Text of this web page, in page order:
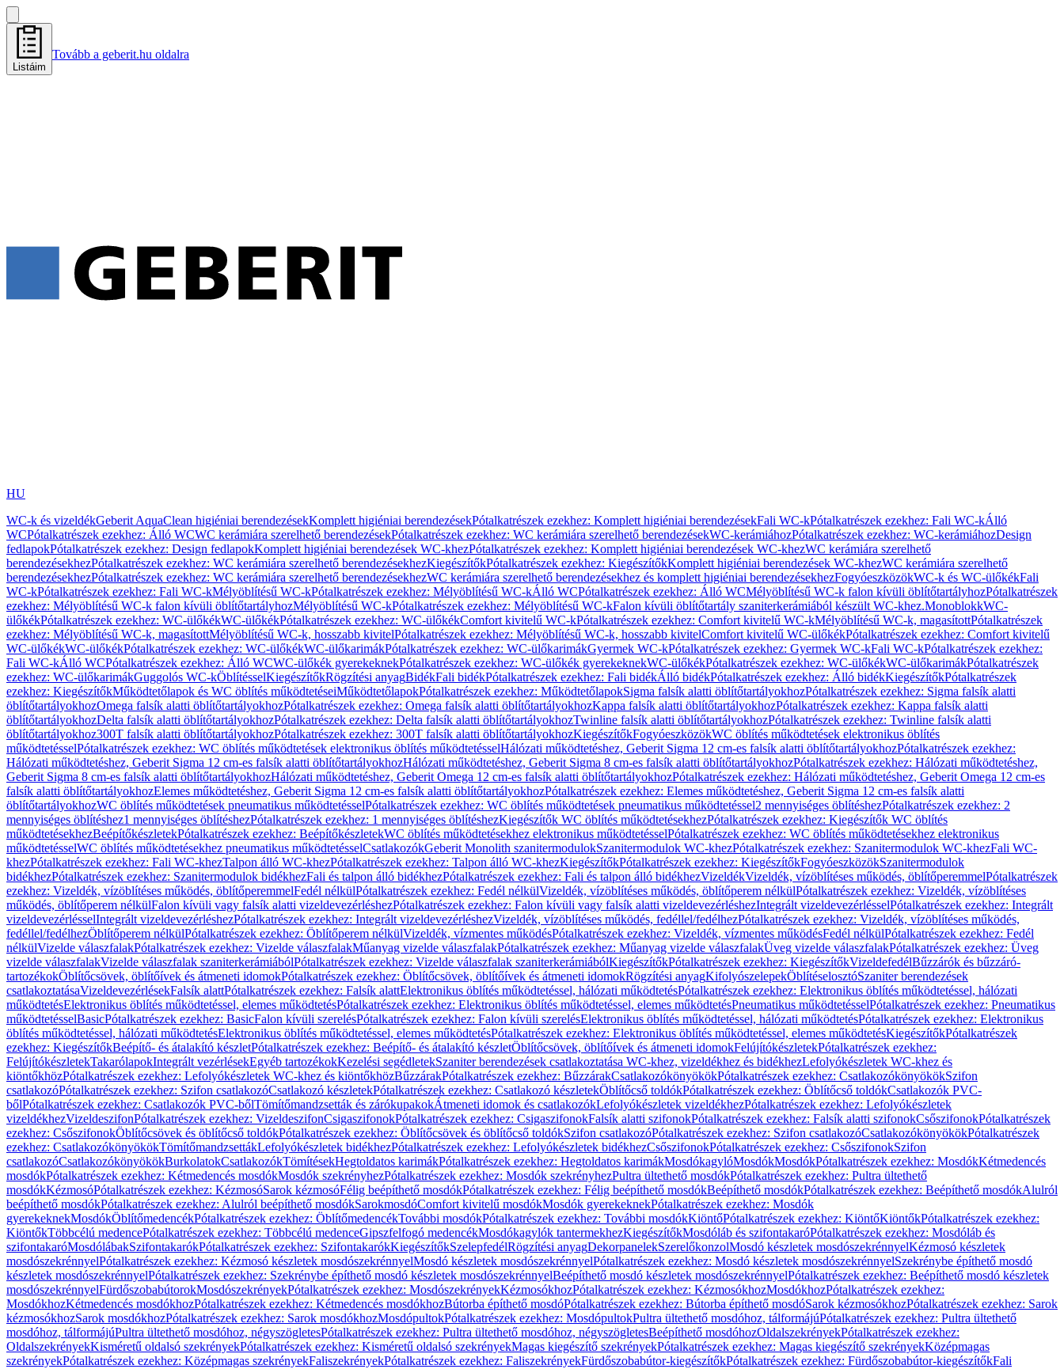
Listáim
Tovább a geberit.hu oldalra
HU
WC-k és vizeldékGeberit AquaClean higiéniai berendezésekKomplett higiéniai berendezésekPótalkatrészek ezekhez: Komplett higiéniai berendezésekFali WC-kPótalkatrészek ezekhez: Fali WC-kÁlló
WCPótalkatrészek ezekhez: Álló WCWC kerámiára szerelhető berendezésekPótalkatrészek ezekhez: WC kerámiára szerelhető berendezésekWC-kerámiáhozPótalkatrészek ezekhez: WC-kerámiáhozDesign
fedlapokPótalkatrészek ezekhez: Design fedlapokKomplett higiéniai berendezések WC-khezPótalkatrészek ezekhez: Komplett higiéniai berendezések WC-khezWC kerámiára szerelhető
berendezésekhezPótalkatrészek ezekhez: WC kerámiára szerelhető berendezésekhezKiegészítőkPótalkatrészek ezekhez: KiegészítőkKomplett higiéniai berendezések WC-khezWC kerámiára szerelhető
berendezésekhezPótalkatrészek ezekhez: WC kerámiára szerelhető berendezésekhezWC kerámiára szerelhető berendezésekhez és komplett higiéniai berendezésekhezFogyóeszközökWC-k és WC-ülőkékFali
WC-kPótalkatrészek ezekhez: Fali WC-kMélyöblítésű WC-kPótalkatrészek ezekhez: Mélyöblítésű WC-kÁlló WCPótalkatrészek ezekhez: Álló WCMélyöblítésű WC-k falon kívüli öblítőtartályhozPótalkatrészek
ezekhez: Mélyöblítésű WC-k falon kívüli öblítőtartályhozMélyöblítésű WC-kPótalkatrészek ezekhez: Mélyöblítésű WC-kFalon kívüli öblítőtartály szaniterkerámiából készült WC-khez.MonoblokkWC-
ülőkékPótalkatrészek ezekhez: WC-ülőkékWC-ülőkékPótalkatrészek ezekhez: WC-ülőkékComfort kivitelű WC-kPótalkatrészek ezekhez: Comfort kivitelű WC-kMélyöblítésű WC-k, magasítottPótalkatrészek
ezekhez: Mélyöblítésű WC-k, magasítottMélyöblítésű WC-k, hosszabb kivitelPótalkatrészek ezekhez: Mélyöblítésű WC-k, hosszabb kivitelComfort kivitelű WC-ülőkékPótalkatrészek ezekhez: Comfort kivitelű
WC-ülőkékWC-ülőkékPótalkatrészek ezekhez: WC-ülőkékWC-ülőkarimákPótalkatrészek ezekhez: WC-ülőkarimákGyermek WC-kPótalkatrészek ezekhez: Gyermek WC-kFali WC-kPótalkatrészek ezekhez:
Fali WC-kÁlló WCPótalkatrészek ezekhez: Álló WCWC-ülőkék gyerekeknekPótalkatrészek ezekhez: WC-ülőkék gyerekeknekWC-ülőkékPótalkatrészek ezekhez: WC-ülőkékWC-ülőkarimákPótalkatrészek
ezekhez: WC-ülőkarimákGuggolós WC-kÖblítésselKiegészítőkRögzítési anyagBidékFali bidékPótalkatrészek ezekhez: Fali bidékÁlló bidékPótalkatrészek ezekhez: Álló bidékKiegészítőkPótalkatrészek
ezekhez: KiegészítőkMűködtetőlapok és WC öblítés működtetéseiMűködtetőlapokPótalkatrészek ezekhez: MűködtetőlapokSigma falsík alatti öblítőtartályokhozPótalkatrészek ezekhez: Sigma falsík alatti
öblítőtartályokhozOmega falsík alatti öblítőtartályokhozPótalkatrészek ezekhez: Omega falsík alatti öblítőtartályokhozKappa falsík alatti öblítőtartályokhozPótalkatrészek ezekhez: Kappa falsík alatti
öblítőtartályokhozDelta falsík alatti öblítőtartályokhozPótalkatrészek ezekhez: Delta falsík alatti öblítőtartályokhozTwinline falsík alatti öblítőtartályokhozPótalkatrészek ezekhez: Twinline falsík alatti
öblítőtartályokhoz300T falsík alatti öblítőtartályokhozPótalkatrészek ezekhez: 300T falsík alatti öblítőtartályokhozKiegészítőkFogyóeszközökWC öblítés működtetések elektronikus öblítés
működtetésselPótalkatrészek ezekhez: WC öblítés működtetések elektronikus öblítés működtetésselHálózati működtetéshez, Geberit Sigma 12 cm-es falsík alatti öblítőtartályokhozPótalkatrészek ezekhez:
Hálózati működtetéshez, Geberit Sigma 12 cm-es falsík alatti öblítőtartályokhozHálózati működtetéshez, Geberit Sigma 8 cm-es falsík alatti öblítőtartályokhozPótalkatrészek ezekhez: Hálózati működtetéshez,
Geberit Sigma 8 cm-es falsík alatti öblítőtartályokhozHálózati működtetéshez, Geberit Omega 12 cm-es falsík alatti öblítőtartályokhozPótalkatrészek ezekhez: Hálózati működtetéshez, Geberit Omega 12 cm-es
falsík alatti öblítőtartályokhozElemes működtetéshez, Geberit Sigma 12 cm-es falsík alatti öblítőtartályokhozPótalkatrészek ezekhez: Elemes működtetéshez, Geberit Sigma 12 cm-es falsík alatti
öblítőtartályokhozWC öblítés működtetések pneumatikus működtetésselPótalkatrészek ezekhez: WC öblítés működtetések pneumatikus működtetéssel2 mennyiséges öblítéshezPótalkatrészek ezekhez: 2
mennyiséges öblítéshez1 mennyiséges öblítéshezPótalkatrészek ezekhez: 1 mennyiséges öblítéshezKiegészítők WC öblítés működtetésekhezPótalkatrészek ezekhez: Kiegészítők WC öblítés
működtetésekhezBeépítőkészletekPótalkatrészek ezekhez: BeépítőkészletekWC öblítés működtetésekhez elektronikus működtetésselPótalkatrészek ezekhez: WC öblítés működtetésekhez elektronikus
működtetésselWC öblítés működtetésekhez pneumatikus működtetésselCsatlakozókGeberit Monolith szanitermodulokSzanitermodulok WC-khezPótalkatrészek ezekhez: Szanitermodulok WC-khezFali WC-
khezPótalkatrészek ezekhez: Fali WC-khezTalpon álló WC-khezPótalkatrészek ezekhez: Talpon álló WC-khezKiegészítőkPótalkatrészek ezekhez: KiegészítőkFogyóeszközökSzanitermodulok
bidékhezPótalkatrészek ezekhez: Szanitermodulok bidékhezFali és talpon álló bidékhezPótalkatrészek ezekhez: Fali és talpon álló bidékhezVizeldékVizeldék, vízöblítéses működés, öblítőperemmelPótalkatrészek
ezekhez: Vizeldék, vízöblítéses működés, öblítőperemmelFedél nélkülPótalkatrészek ezekhez: Fedél nélkülVizeldék, vízöblítéses működés, öblítőperem nélkülPótalkatrészek ezekhez: Vizeldék, vízöblítéses
működés, öblítőperem nélkülFalon kívüli vagy falsík alatti vizeldevezérléshezPótalkatrészek ezekhez: Falon kívüli vagy falsík alatti vizeldevezérléshezIntegrált vizeldevezérlésselPótalkatrészek ezekhez: Integrált
vizeldevezérlésselIntegrált vizeldevezérléshezPótalkatrészek ezekhez: Integrált vizeldevezérléshezVizeldék, vízöblítéses működés, fedéllel/fedélhezPótalkatrészek ezekhez: Vizeldék, vízöblítéses működés,
fedéllel/fedélhezÖblítőperem nélkülPótalkatrészek ezekhez: Öblítőperem nélkülVizeldék, vízmentes működésPótalkatrészek ezekhez: Vizeldék, vízmentes működésFedél nélkülPótalkatrészek ezekhez: Fedél
nélkülVizelde válaszfalakPótalkatrészek ezekhez: Vizelde válaszfalakMűanyag vizelde válaszfalakPótalkatrészek ezekhez: Műanyag vizelde válaszfalakÜveg vizelde válaszfalakPótalkatrészek ezekhez: Üveg
vizelde válaszfalakVizelde válaszfalak szaniterkerámiábólPótalkatrészek ezekhez: Vizelde válaszfalak szaniterkerámiábólKiegészítőkPótalkatrészek ezekhez: KiegészítőkVizeldefedélBűzzárók és bűzzáró-
tartozékokÖblítőcsövek, öblítőívek és átmeneti idomokPótalkatrészek ezekhez: Öblítőcsövek, öblítőívek és átmeneti idomokRögzítési anyagKifolyószelepekÖblítéselosztóSzaniter berendezések
csatlakoztatásaVizeldevezérlésekFalsík alattPótalkatrészek ezekhez: Falsík alattElektronikus öblítés működtetéssel, hálózati működtetésPótalkatrészek ezekhez: Elektronikus öblítés működtetéssel, hálózati
működtetésElektronikus öblítés működtetéssel, elemes működtetésPótalkatrészek ezekhez: Elektronikus öblítés működtetéssel, elemes működtetésPneumatikus működtetésselPótalkatrészek ezekhez: Pneumatikus
működtetésselBasicPótalkatrészek ezekhez: BasicFalon kívüli szerelésPótalkatrészek ezekhez: Falon kívüli szerelésElektronikus öblítés működtetéssel, hálózati működtetésPótalkatrészek ezekhez: Elektronikus
öblítés működtetéssel, hálózati működtetésElektronikus öblítés működtetéssel, elemes működtetésPótalkatrészek ezekhez: Elektronikus öblítés működtetéssel, elemes működtetésKiegészítőkPótalkatrészek
ezekhez: KiegészítőkBeépítő- és átalakító készletPótalkatrészek ezekhez: Beépítő- és átalakító készletÖblítőcsövek, öblítőívek és átmeneti idomokFelújítókészletekPótalkatrészek ezekhez:
FelújítókészletekTakarólapokIntegrált vezérlésekEgyéb tartozékokKezelési segédletekSzaniter berendezések csatlakoztatása WC-khez, vizeldékhez és bidékhezLefolyókészletek WC-khez és
kiöntőkhözPótalkatrészek ezekhez: Lefolyókészletek WC-khez és kiöntőkhözBűzzárakPótalkatrészek ezekhez: BűzzárakCsatlakozókönyökökPótalkatrészek ezekhez: CsatlakozókönyökökSzifon
csatlakozóPótalkatrészek ezekhez: Szifon csatlakozóCsatlakozó készletekPótalkatrészek ezekhez: Csatlakozó készletekÖblítőcső toldókPótalkatrészek ezekhez: Öblítőcső toldókCsatlakozók PVC-
bőlPótalkatrészek ezekhez: Csatlakozók PVC-bőlTömítőmandzsetták és zárókupakokÁtmeneti idomok és csatlakozókLefolyókészletek vizeldékhezPótalkatrészek ezekhez: Lefolyókészletek
vizeldékhezVizeldeszifonPótalkatrészek ezekhez: VizeldeszifonCsigaszifonokPótalkatrészek ezekhez: CsigaszifonokFalsík alatti szifonokPótalkatrészek ezekhez: Falsík alatti szifonokCsőszifonokPótalkatrészek
ezekhez: CsőszifonokÖblítőcsövek és öblítőcső toldókPótalkatrészek ezekhez: Öblítőcsövek és öblítőcső toldókSzifon csatlakozóPótalkatrészek ezekhez: Szifon csatlakozóCsatlakozókönyökökPótalkatrészek
ezekhez: CsatlakozókönyökökTömítőmandzsettákLefolyókészletek bidékhezPótalkatrészek ezekhez: Lefolyókészletek bidékhezCsőszifonokPótalkatrészek ezekhez: CsőszifonokSzifon
csatlakozóCsatlakozókönyökökBurkolatokCsatlakozókTömítésekHegtoldatos karimákPótalkatrészek ezekhez: Hegtoldatos karimákMosdókagylóMosdókMosdókPótalkatrészek ezekhez: MosdókKétmedencés
mosdókPótalkatrészek ezekhez: Kétmedencés mosdókMosdók szekrényhezPótalkatrészek ezekhez: Mosdók szekrényhezPultra ültethető mosdókPótalkatrészek ezekhez: Pultra ültethető
mosdókKézmosóPótalkatrészek ezekhez: KézmosóSarok kézmosóFélig beépíthető mosdókPótalkatrészek ezekhez: Félig beépíthető mosdókBeépíthető mosdókPótalkatrészek ezekhez: Beépíthető mosdókAlulról
beépíthető mosdókPótalkatrészek ezekhez: Alulról beépíthető mosdókSarokmosdóComfort kivitelű mosdókMosdók gyerekeknekPótalkatrészek ezekhez: Mosdók
gyerekeknekMosdókÖblítőmedencékPótalkatrészek ezekhez: ÖblítőmedencékTovábbi mosdókPótalkatrészek ezekhez: További mosdókKiöntőPótalkatrészek ezekhez: KiöntőKiöntőkPótalkatrészek ezekhez:
KiöntőkTöbbcélú medencePótalkatrészek ezekhez: Többcélú medenceGipszfelfogó medencékMosdókagylók tantermekhezKiegészítőkMosdóláb és szifontakaróPótalkatrészek ezekhez: Mosdóláb és
szifontakaróMosdólábakSzifontakarókPótalkatrészek ezekhez: SzifontakarókKiegészítőkSzelepfedélRögzítési anyagDekorpanelekSzerelőkonzolMosdó készletek mosdószekrénnyelKézmosó készletek
mosdószekrénnyelPótalkatrészek ezekhez: Kézmosó készletek mosdószekrénnyelMosdó készletek mosdószekrénnyelPótalkatrészek ezekhez: Mosdó készletek mosdószekrénnyelSzekrénybe építhető mosdó
készletek mosdószekrénnyelPótalkatrészek ezekhez: Szekrénybe építhető mosdó készletek mosdószekrénnyelBeépíthető mosdó készletek mosdószekrénnyelPótalkatrészek ezekhez: Beépíthető mosdó készletek
mosdószekrénnyelFürdőszobabútorokMosdószekrényekPótalkatrészek ezekhez: MosdószekrényekKézmosókhozPótalkatrészek ezekhez: KézmosókhozMosdókhozPótalkatrészek ezekhez:
MosdókhozKétmedencés mosdókhozPótalkatrészek ezekhez: Kétmedencés mosdókhozBútorba építhető mosdóPótalkatrészek ezekhez: Bútorba építhető mosdóSarok kézmosókhozPótalkatrészek ezekhez: Sarok
kézmosókhozSarok mosdókhozPótalkatrészek ezekhez: Sarok mosdókhozMosdópultokPótalkatrészek ezekhez: MosdópultokPultra ültethető mosdóhoz, tálformájúPótalkatrészek ezekhez: Pultra ültethető
mosdóhoz, tálformájúPultra ültethető mosdóhoz, négyszögletesPótalkatrészek ezekhez: Pultra ültethető mosdóhoz, négyszögletesBeépíthető mosdóhozOldalszekrényekPótalkatrészek ezekhez:
OldalszekrényekKisméretű oldalsó szekrényekPótalkatrészek ezekhez: Kisméretű oldalsó szekrényekMagas kiegészítő szekrényekPótalkatrészek ezekhez: Magas kiegészítő szekrényekKözépmagas
szekrényekPótalkatrészek ezekhez: Középmagas szekrényekFaliszekrényekPótalkatrészek ezekhez: FaliszekrényekFürdőszobabútor-kiegészítőkPótalkatrészek ezekhez: Fürdőszobabútor-kiegészítőkFali